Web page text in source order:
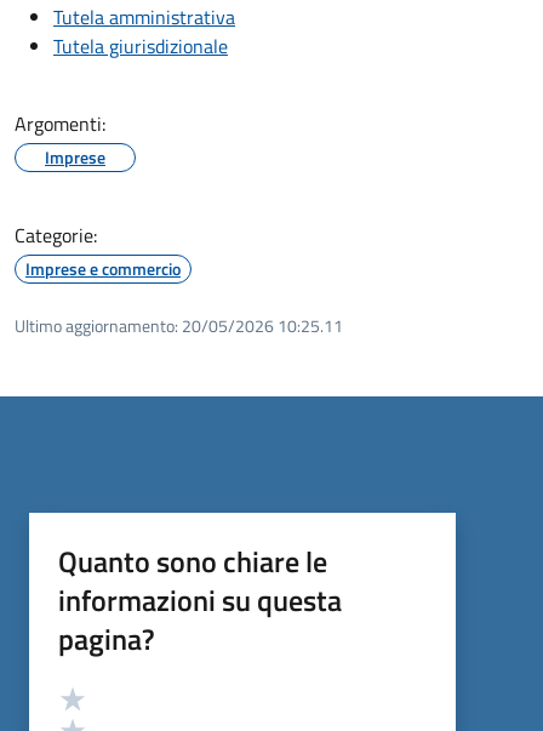
Tutela amministrativa
Tutela giurisdizionale
Argomenti:
Imprese
Categorie:
Imprese e commercio
Ultimo aggiornamento: 20/05/2026 10:25.11
Quanto sono chiare le
informazioni su questa
pagina?
Valutazione